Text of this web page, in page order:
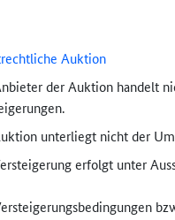
Auktion
der Auktion handelt
unterliegt nicht der
erfolgt unter